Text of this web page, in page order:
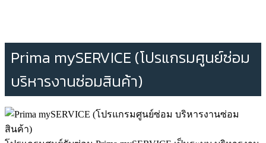
Prima mySERVICE (โปรแกรมศูนย์ซ่อม
บริหารงานซ่อมสินค้า)